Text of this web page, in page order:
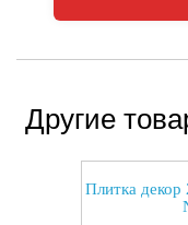
Другие
Плитка